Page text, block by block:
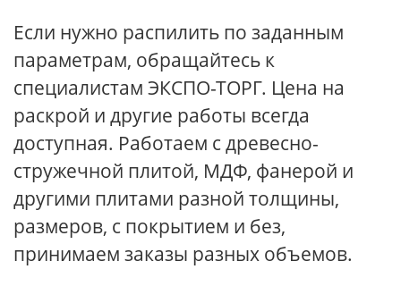
Если нужно распилить по заданным
параметрам, обращайтесь к
специалистам ЭКСПО-ТОРГ. Цена на
раскрой и другие работы всегда
доступная. Работаем с древесно-
стружечной плитой, МДФ, фанерой и
другими плитами разной толщины,
размеров, с покрытием и без,
принимаем заказы разных объемов.